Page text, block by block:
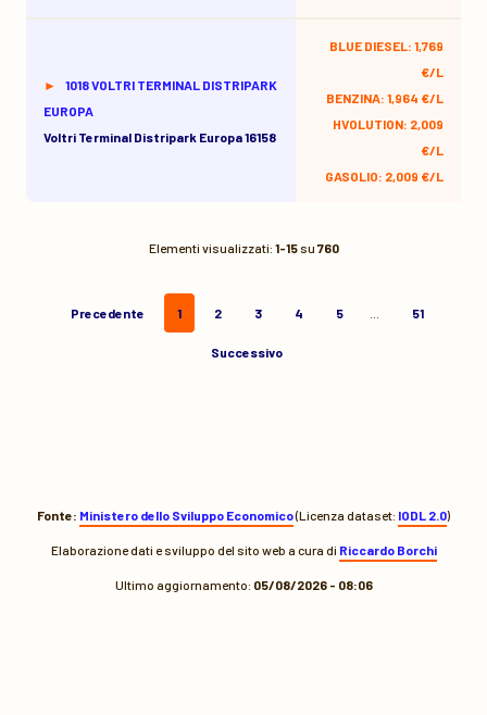
1018 VOLTRI TERMINAL DISTRIPARK
EUROPA
Voltri Terminal Distripark Europa 16158
BLUE DIESEL: 1,769
€/L
BENZINA: 1,964 €/L
HVOLUTION: 2,009
€/L
GASOLIO: 2,009 €/L
Elementi visualizzati: 1-15su 760
Precedente 1 2 3 4 5 51
Successivo
Fonte: Ministero dello Sviluppo Economico(Licenza dataset: IODL 2.0)
Elaborazione dati e sviluppo del sito web a cura di Riccardo Borchi
Ultimo aggiornamento: 05/08/2026 - 08:06